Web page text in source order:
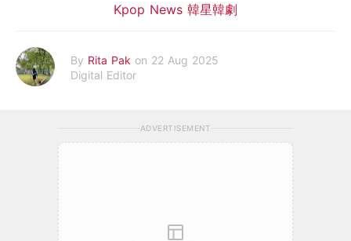
Kpop News 韓星韓劇
By Rita Pak on 22 Aug 2025
Digital Editor
ADVERTISEMENT